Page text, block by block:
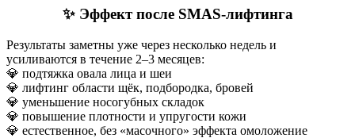
✨ Эффект после SMAS-лифтинга
Результаты заметны уже через несколько недель и
усиливаются в течение 2–3 месяцев:
💎 подтяжка овала лица и шеи
💎 лифтинг области щёк, подбородка, бровей
💎 уменьшение носогубных складок
💎 повышение плотности и упругости кожи
💎 естественное, без «масочного» эффекта омоложение